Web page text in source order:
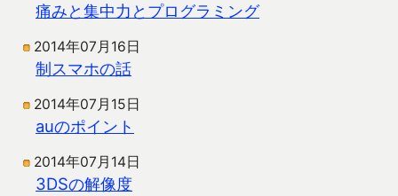
痛みと集中力とプログラミング
2014年07月16日
制スマホの話
2014年07月15日
auのポイント
2014年07月14日
3DSの解像度